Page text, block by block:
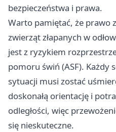
bezpieczeństwa i prawa.
Warto pamiętać, że prawo
zwierząt złapanych w
jest z ryzykiem
pomoru świń (ASF). Każdy
sytuacji musi zostać
doskonałą orientację i
odległości, więc
się nieskuteczne.